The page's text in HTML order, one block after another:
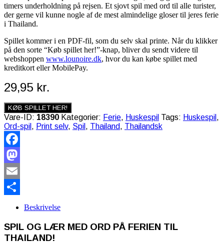
timers underholdning på rejsen. Et sjovt spil med ord til alle turister,
der gerne vil kunne nogle af de mest almindelige gloser til jeres ferie
i Thailand.
Spillet kommer i en PDF-fil, som du selv skal printe. Når du klikker
på den sorte “Køb spillet her!”-knap, bliver du sendt videre til
webshoppen www.lounoire.dk, hvor du kan købe spillet med
kreditkort eller MobilePay.
29,95 kr.
KØB SPILLET HER!
Vare-ID: 18390 Kategorier: Ferie, Huskespil Tags: Huskespil ,
Ord-spil , Print selv, Spil , Thailand, Thailandsk
Facebook
Mastodon
Email
Beskrivelse
SPIL OG LÆR MED ORD PÅ FERIEN TIL
THAILAND!